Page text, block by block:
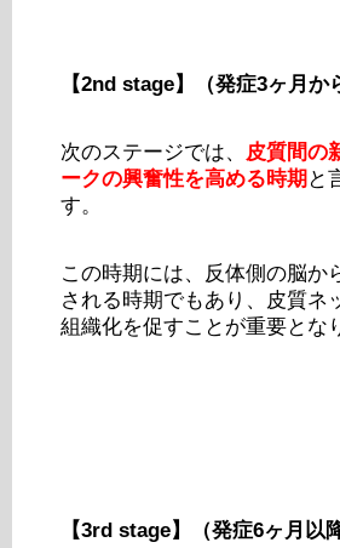
【2nd stage】（発症3ヶ月か
次のステージでは、 皮質間の
ークの興奮性を高める時期 と
す。
この時期には、反体側の脳か
される時期でもあり、皮質ネ
組織化を促すことが重要とな
【3rd stage】（発症6ヶ月以降